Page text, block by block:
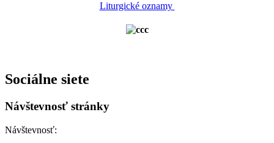
Liturgické oznamy
Sociálne siete
Návštevnosť stránky
Návštevnosť: